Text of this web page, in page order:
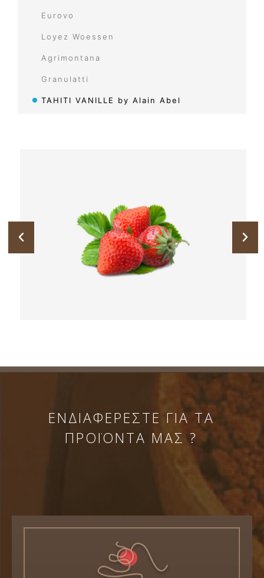
Eurovo
Loyez Woessen
Agrimontana
Granulatti​
TAHITI VANILLE by Alain Abel
ΕΝΔΙΑΦΕΡΕΣΤΕ ΓΙΑ ΤΑ
ΠΡΟΪΟΝΤΑ ΜΑΣ ?